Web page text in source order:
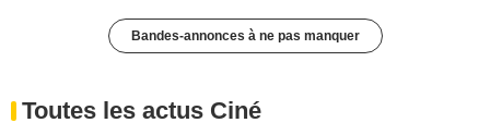
Bandes-annonces à ne pas manquer
Toutes les actus Ciné